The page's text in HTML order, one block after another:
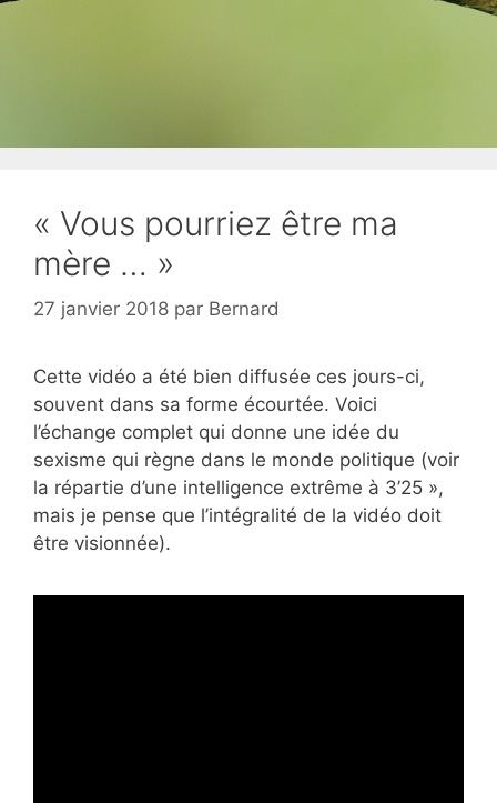
« Vous pourriez être ma
mère … »
27 janvier 2018 par Bernard
Cette vidéo a été bien diffusée ces jours-ci,
souvent dans sa forme écourtée. Voici
l’échange complet qui donne une idée du
sexisme qui règne dans le monde politique (voir
la répartie d’une intelligence extrême à 3’25 »,
mais je pense que l’intégralité de la vidéo doit
être visionnée).